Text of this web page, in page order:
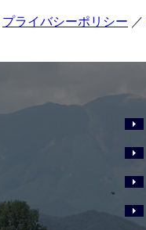
プライバシーポリシー